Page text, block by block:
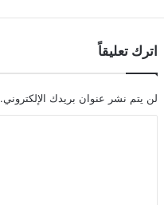
اترك تعليقاً
لن يتم نشر عنوان بريدك الإلكتروني.